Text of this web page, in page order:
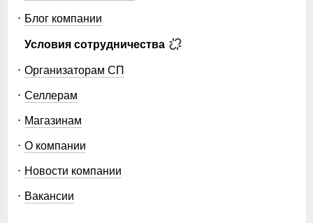
Блог компании
Условия сотрудничества
Организаторам СП
Селлерам
Магазинам
О компании
Новости компании
Вакансии